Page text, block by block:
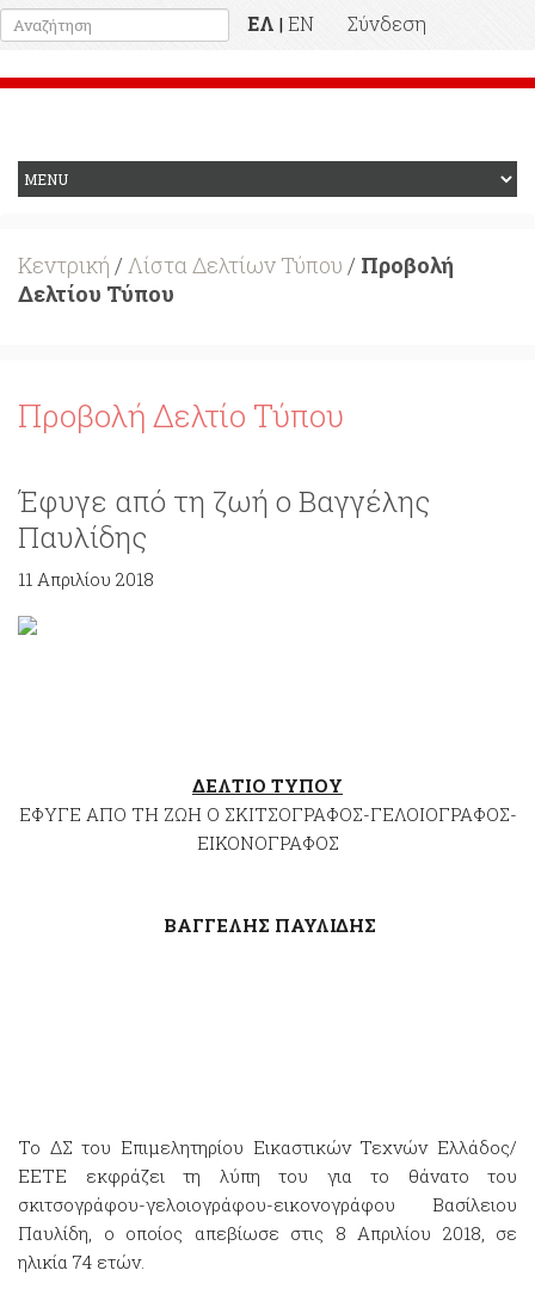
ΕΛ | EN
Σύνδεση
Κεντρική / Λίστα Δελτίων Τύπου / Προβολή
Δελτίου Τύπου
Προβολή Δελτίο Τύπου
Έφυγε από τη ζωή ο Βαγγέλης
Παυλίδης
11 Απριλίου 2018
ΔΕΛΤΙΟ ΤΥΠΟΥ
ΕΦΥΓΕ ΑΠΟ ΤΗ ΖΩΗ Ο ΣΚΙΤΣΟΓΡΑΦΟΣ-ΓΕΛΟΙΟΓΡΑΦΟΣ-
ΕΙΚΟΝΟΓΡΑΦΟΣ
ΒΑΓΓΕΛΗΣ ΠΑΥΛΙΔΗΣ
Το ΔΣ του Επιμελητηρίου Εικαστικών Τεχνών Ελλάδος/
ΕΕΤΕ εκφράζει τη λύπη του για το θάνατο του
σκιτσογράφου-γελοιογράφου-εικονογράφου Βασίλειου
Παυλίδη, ο οποίος απεβίωσε στις 8 Απριλίου 2018, σε
ηλικία 74 ετών.